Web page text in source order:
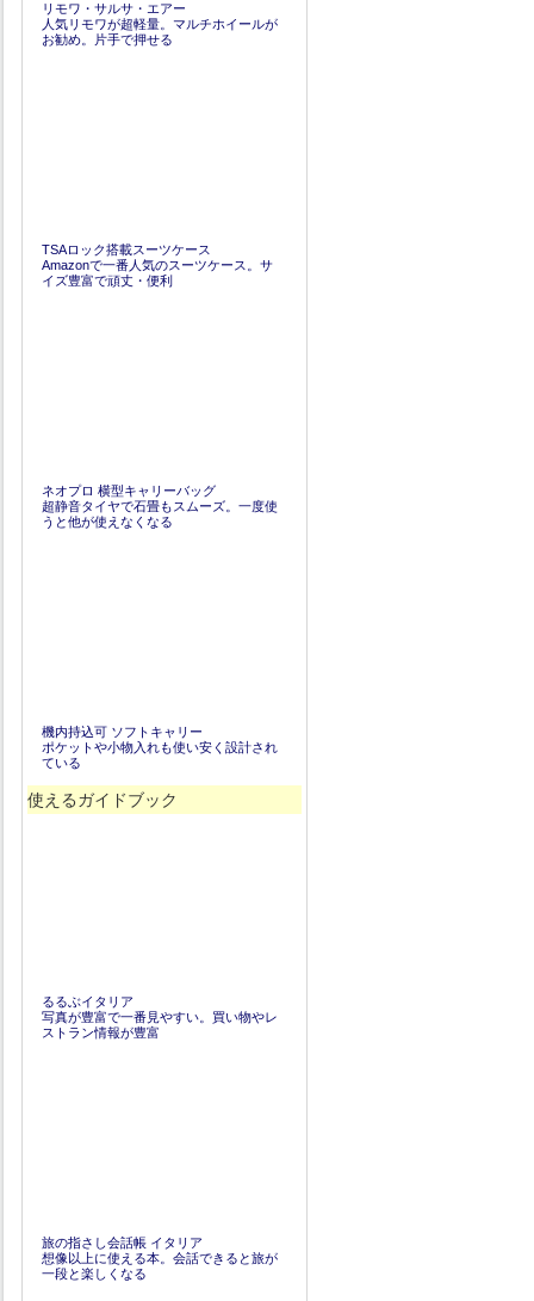
リモワ・サルサ・エアー
人気リモワが超軽量。マルチホイールが
お勧め。片手で押せる
TSAロック搭載スーツケース
Amazonで一番人気のスーツケース。サ
イズ豊富で頑丈・便利
ネオプロ 横型キャリーバッグ
超静音タイヤで石畳もスムーズ。一度使
うと他が使えなくなる
機内持込可 ソフトキャリー
ポケットや小物入れも使い安く設計され
ている
使えるガイドブック
るるぶイタリア
写真が豊富で一番見やすい。買い物やレ
ストラン情報が豊富
旅の指さし会話帳 イタリア
想像以上に使える本。会話できると旅が
一段と楽しくなる